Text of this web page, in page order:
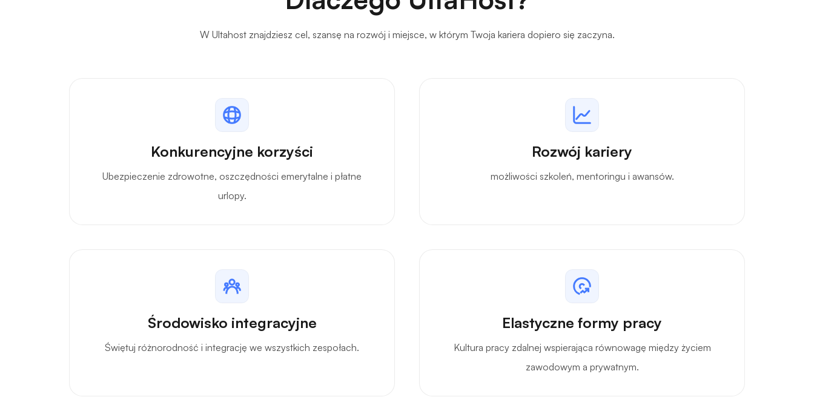
W Ultahost znajdziesz cel, szansę na rozwój i miejsce, w którym Twoja kariera dopiero się zaczyna.
Konkurencyjne korzyści
Ubezpieczenie zdrowotne, oszczędności emerytalne i płatne
urlopy.
Rozwój kariery
możliwości szkoleń, mentoringu i awansów.
Środowisko integracyjne
Świętuj różnorodność i integrację we wszystkich zespołach.
Elastyczne formy pracy
Kultura pracy zdalnej wspierająca równowagę między życiem
zawodowym a prywatnym.